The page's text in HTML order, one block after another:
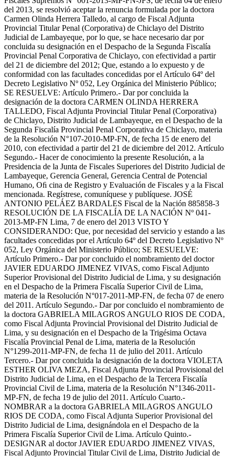
del 2013, se resolvió aceptar la renuncia formulada por la doctora
Carmen Olinda Herrera Talledo, al cargo de Fiscal Adjunta
Provincial Titular Penal (Corporativa) de Chiclayo del Distrito
Judicial de Lambayeque, por lo que, se hace necesario dar por
concluida su designación en el Despacho de la Segunda Fiscalía
Provincial Penal Corporativa de Chiclayo, con efectividad a partir
del 21 de diciembre del 2012; Que, estando a lo expuesto y de
conformidad con las facultades concedidas por el Artículo 64º del
Decreto Legislativo Nº 052, Ley Orgánica del Ministerio Público;
SE RESUELVE: Artículo Primero.- Dar por concluida la
designación de la doctora CARMEN OLINDA HERRERA
TALLEDO, Fiscal Adjunta Provincial Titular Penal (Corporativa)
de Chiclayo, Distrito Judicial de Lambayeque, en el Despacho de la
Segunda Fiscalía Provincial Penal Corporativa de Chiclayo, materia
de la Resolución N°107-2010-MP-FN, de fecha 15 de enero del
2010, con efectividad a partir del 21 de diciembre del 2012. Artículo
Segundo.- Hacer de conocimiento la presente Resolución, a la
Presidencia de la Junta de Fiscales Superiores del Distrito Judicial de
Lambayeque, Gerencia General, Gerencia Central de Potencial
Humano, Oﬁ cina de Registro y Evaluación de Fiscales y a la Fiscal
mencionada. Regístrese, comuníquese y publíquese. JOSÉ
ANTONIO PELÁEZ BARDALES Fiscal de la Nación 885858-3
RESOLUCIÓN DE LA FISCALÍA DE LA NACIÓN Nº 041-
2013-MP-FN Lima, 7 de enero del 2013 VISTO Y
CONSIDERANDO: Que, por necesidad del servicio y estando a las
facultades concedidas por el Artículo 64º del Decreto Legislativo Nº
052, Ley Orgánica del Ministerio Público; SE RESUELVE:
Artículo Primero.- Dar por concluido el nombramiento del doctor
JAVIER EDUARDO JIMENEZ VIVAS, como Fiscal Adjunto
Superior Provisional del Distrito Judicial de Lima, y su designación
en el Despacho de la Primera Fiscalía Superior Civil de Lima,
materia de la Resolución N°017-2011-MP-FN, de fecha 07 de enero
del 2011. Artículo Segundo.- Dar por concluido el nombramiento de
la doctora GABRIELA MILAGROS ANGULO RIOS DE CODA,
como Fiscal Adjunta Provincial Provisional del Distrito Judicial de
Lima, y su designación en el Despacho de la Trigésima Octava
Fiscalía Provincial Penal de Lima, materia de la Resolución
N°1299-2011-MP-FN, de fecha 11 de julio del 2011. Artículo
Tercero.- Dar por concluida la designación de la doctora VIOLETA
ESTHER OLIVA MEZA, Fiscal Adjunta Provincial Provisional del
Distrito Judicial de Lima, en el Despacho de la Tercera Fiscalía
Provincial Civil de Lima, materia de la Resolución N°1346-2011-
MP-FN, de fecha 19 de julio del 2011. Artículo Cuarto.-
NOMBRAR a la doctora GABRIELA MILAGROS ANGULO
RIOS DE CODA, como Fiscal Adjunta Superior Provisional del
Distrito Judicial de Lima, designándola en el Despacho de la
Primera Fiscalía Superior Civil de Lima. Artículo Quinto.-
DESIGNAR al doctor JAVIER EDUARDO JIMENEZ VIVAS,
Fiscal Adjunto Provincial Titular Civil de Lima, Distrito Judicial de